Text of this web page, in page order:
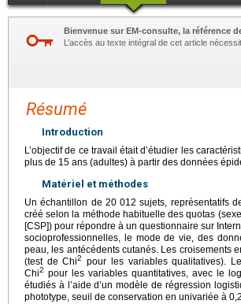
Bienvenue sur EM-consulte, la référence
L’accès au texte intégral de cet article
Résumé
Introduction
L’objectif de ce travail était d’étudier les
plus de 15 ans (adultes) à partir des données
Matériel et méthodes
Un échantillon de 20 012 sujets, représentatifs
créé selon la méthode habituelle des quotas
[CSP]) pour répondre à un questionnaire sur
socioprofessionnelles, le mode de vie, des
peau, les antécédents cutanés. Les croisements
(test de Chi2
pour les variables qualitatives).
Chi2 pour les variables quantitatives, avec le
étudiés à l’aide d’un modèle de régression
phototype, seuil de conservation en univariée à